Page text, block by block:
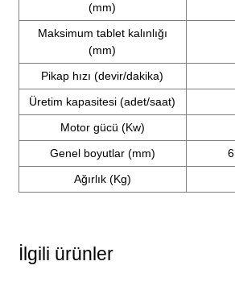
(mm)
Maksimum tablet kalınlığı
(mm)
Pikap hızı (devir/dakika)
Üretim kapasitesi (adet/saat)
Motor gücü (Kw)
Genel boyutlar (mm)
Ağırlık (Kg)
İlgili ürünler